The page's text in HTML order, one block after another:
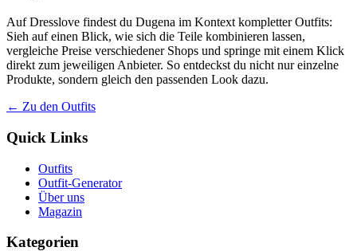
Auf Dresslove findest du Dugena im Kontext kompletter Outfits:
Sieh auf einen Blick, wie sich die Teile kombinieren lassen,
vergleiche Preise verschiedener Shops und springe mit einem Klick
direkt zum jeweiligen Anbieter. So entdeckst du nicht nur einzelne
Produkte, sondern gleich den passenden Look dazu.
← Zu den Outfits
Quick Links
Outfits
Outfit-Generator
Über uns
Magazin
Kategorien